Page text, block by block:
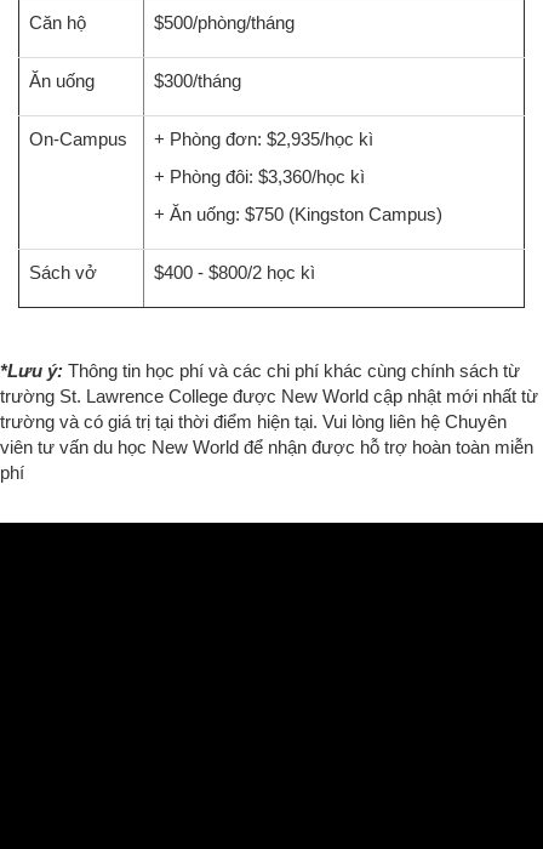
Căn hộ $500/phòng/tháng
Ăn uống $300/tháng
On-Campus
+ Phòng đơn: $2,935/học kì
+ Phòng đôi: $3,360/học kì
+ Ăn uống: $750 (Kingston Campus)
Sách vở $400 - $800/2 học kì
*Lưu ý: Thông tin học phí và các chi phí khác cùng chính sách từ
trường St. Lawrence College được New World cập nhật mới nhất từ
trường và có giá trị tại thời điểm hiện tại. Vui lòng liên hệ Chuyên
viên tư vấn du học New World để nhận được hỗ trợ hoàn toàn miễn
phí